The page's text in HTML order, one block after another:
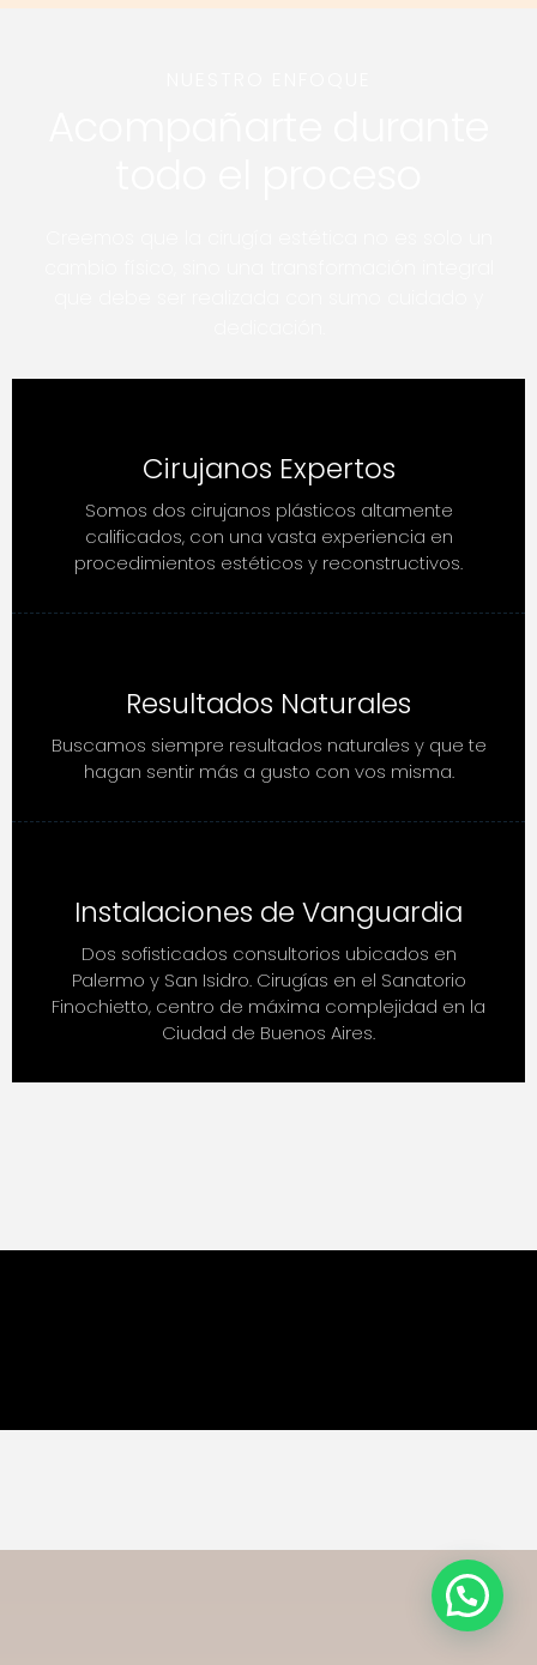
Cirujanos Expertos
Somos dos cirujanos plásticos altamente
calificados, con una vasta experiencia en
procedimientos estéticos y reconstructivos.
Resultados Naturales
Buscamos siempre resultados naturales y que te
hagan sentir más a gusto con vos misma.
Instalaciones de Vanguardia
Dos sofisticados consultorios ubicados en
Palermo y San Isidro. Cirugías en el Sanatorio
Finochietto, centro de máxima complejidad en la
Ciudad de Buenos Aires.